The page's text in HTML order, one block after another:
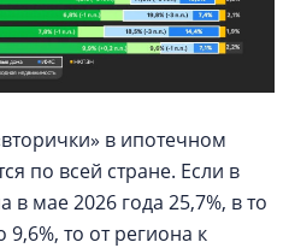
в ипотечном
по всей стране. Если в
мае 2026 года 25,7%, в то
то от региона к